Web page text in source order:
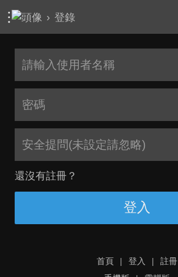
› 登錄
安全提問(未設定請忽略)
還沒有註冊？
登入
首頁 | 登入 |
註冊